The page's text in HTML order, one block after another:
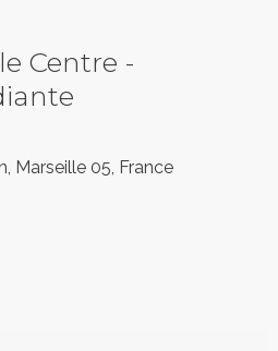
Centre -
Marseille 05, France